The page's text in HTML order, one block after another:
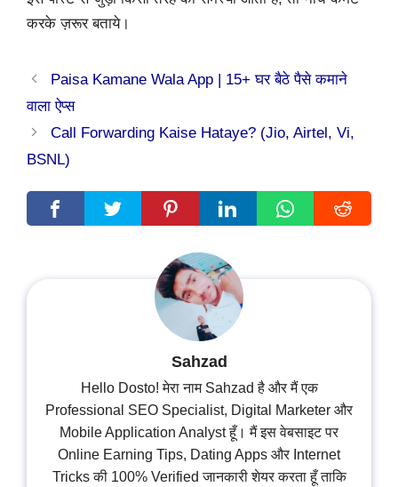
करके ज़रूर बताये।
Paisa Kamane Wala App | 15+ घर बैठे पैसे कमाने
वाला ऐप्स
Call Forwarding Kaise Hataye? (Jio, Airtel, Vi,
BSNL)
Sahzad
Hello Dosto! मेरा नाम Sahzad है और मैं एक
Professional SEO Specialist, Digital Marketer और
Mobile Application Analyst हूँ। मैं इस वेबसाइट पर
Online Earning Tips, Dating Apps और Internet
Tricks की 100% Verified जानकारी शेयर करता हूँ ताकि